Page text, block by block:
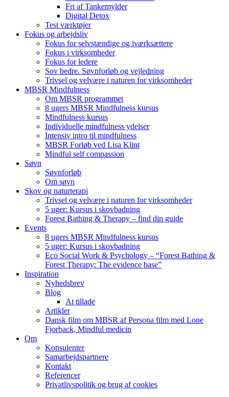
Fri af Tankemylder
Digital Detox
Test værktøjer
Fokus og arbejdsliv
Fokus for selvstændige og iværksættere
Fokus i virksomheder
Fokus for ledere
Sov bedre. Søvnforløb og vejledning
Trivsel og velvære i naturen for virksomheder
MBSR Mindfulness
Om MBSR programmet
8 ugers MBSR Mindfulness kursus
Mindfulness kursus
Individuelle mindfulness ydelser
Intensiv intro til mindfulness
MBSR Forløb ved Lisa Klint
Mindful self compassion
Søvn
Søvnforløb
Om søvn
Skov og naturterapi
Trivsel og velvære i naturen for virksomheder
5 uger: Kursus i skovbadning
Forest Bathing & Therapy – find din guide
Events
8 ugers MBSR Mindfulness kursus
5 uger: Kursus i skovbadning
Eco Social Work & Psychology – “Forest Bathing &
Forest Therapy: The evidence base”
Inspiration
Nyhedsbrev
Blog
At tillade
Artikler
Dansk film om MBSR af Persona film med Lone
Fjorback, Mindful medicin
Om
Konsulenter
Samarbejdspartnere
Kontakt
Referencer
Privatlivspolitik og brug af cookies